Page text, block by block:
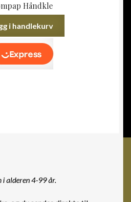
Håndkle
i handlekurv
alderen 4-99 år.